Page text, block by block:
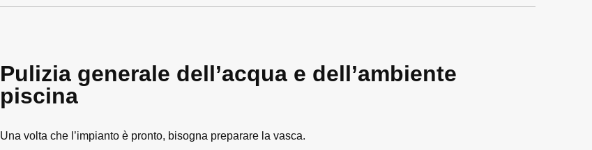
Pulizia generale dell’acqua e dell’ambiente
piscina
Una volta che l’impianto è pronto, bisogna preparare la vasca.